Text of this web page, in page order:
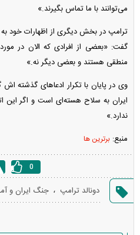
می‌توانند با ما تماس بگیرند.»
ترامپ در بخش دیگری از اظهارات خود به
گفت: «بعضی از افرادی که الان در
منطقی هستند و بعضی دیگر نه.»
وی در پایان با تکرار ادعا‌های گذشته
ایران به سلاح هسته‌ای است و اگر این
ندارد.»
منبع: برترین ها
0
دونالد ترامپ ، جنگ ایران و